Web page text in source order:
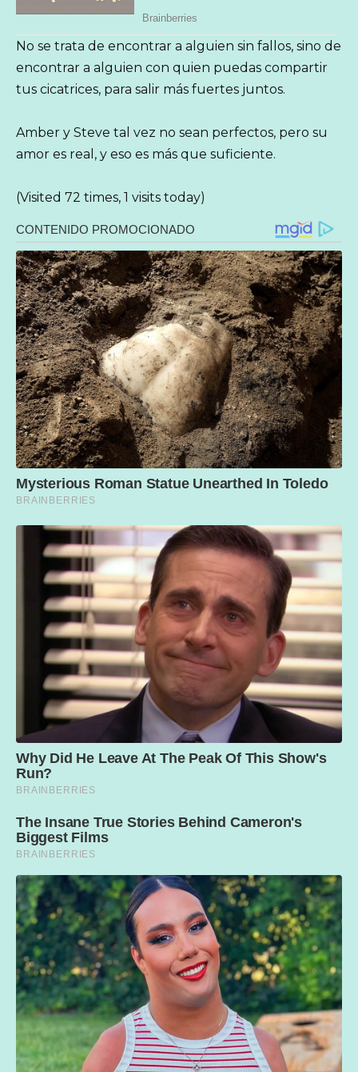
No se trata de encontrar a alguien sin fallos, sino de
encontrar a alguien con quien puedas compartir
tus cicatrices, para salir más fuertes juntos.
Amber y Steve tal vez no sean perfectos, pero su
amor es real, y eso es más que suficiente.
(Visited 72 times, 1 visits today)